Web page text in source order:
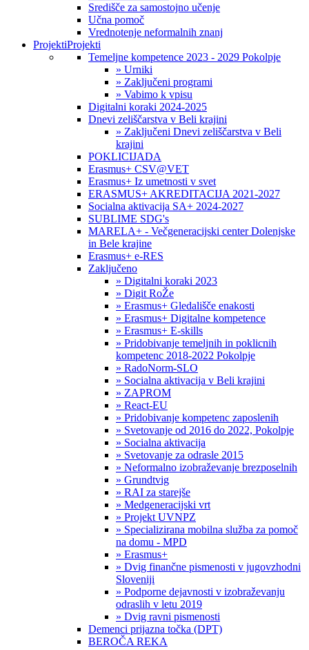
Središče za samostojno učenje
Učna pomoč
Vrednotenje neformalnih znanj
ProjektiProjekti
Temeljne kompetence 2023 - 2029 Pokolpje
» Urniki
» Zaključeni programi
» Vabimo k vpisu
Digitalni koraki 2024-2025
Dnevi zeliščarstva v Beli krajini
» Zaključeni Dnevi zeliščarstva v Beli
krajini
POKLICIJADA
Erasmus+ CSV@VET
Erasmus+ Iz umetnosti v svet
ERASMUS+ AKREDITACIJA 2021-2027
Socialna aktivacija SA+ 2024-2027
SUBLIME SDG's
MARELA+ - Večgeneracijski center Dolenjske
in Bele krajine
Erasmus+ e-RES
Zaključeno
» Digitalni koraki 2023
» Digit RoŽe
» Erasmus+ Gledališče enakosti
» Erasmus+ Digitalne kompetence
» Erasmus+ E-skills
» Pridobivanje temeljnih in poklicnih
kompetenc 2018-2022 Pokolpje
» RadoNorm-SLO
» Socialna aktivacija v Beli krajini
» ZAPROM
» React-EU
» Pridobivanje kompetenc zaposlenih
» Svetovanje od 2016 do 2022, Pokolpje
» Socialna aktivacija
» Svetovanje za odrasle 2015
» Neformalno izobraževanje brezposelnih
» Grundtvig
» RAI za starejše
» Medgeneracijski vrt
» Projekt UVNPZ
» Specializirana mobilna služba za pomoč
na domu - MPD
» Erasmus+
» Dvig finančne pismenosti v jugovzhodni
Sloveniji
» Podporne dejavnosti v izobraževanju
odraslih v letu 2019
» Dvig ravni pismenosti
Demenci prijazna točka (DPT)
BEROČA REKA